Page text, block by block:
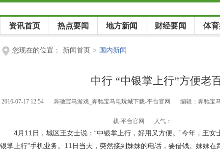
资讯首页 热点要闻 地方新闻 财经要闻 体
您现在的位置： 新闻首页 > 国内新闻
中行 “中银掌上行”方便老
2016-07-17 12:54 奔驰宝马游戏_奔驰宝马电玩城下载-平台官网 编辑：奔驰宝
载-平台官网 人气：
4月11日，城区王女士说：“中银掌上行，好用又方便。”今年，王女
银掌上行”手机业务。11日当天，突然接到妹妹的电话，要借钱。妹妹